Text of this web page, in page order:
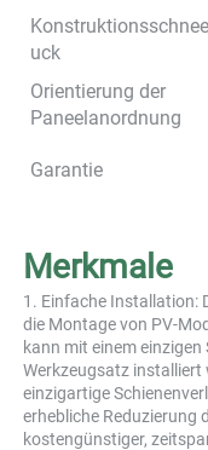
uck
Orientierung der
Paneelanordnung
Garantie
Merkmale
1. Einfache Installation:
die Montage von PV-
kann mit einem
Werkzeugsatz installiert
einzigartige
erhebliche Reduzierung
kostengünstiger,